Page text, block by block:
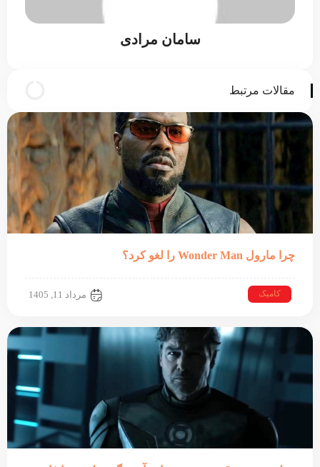
سامان مرادی
مقالات مرتبط
چرا مارول Wonder Man را لغو کرد؟
کامیک مرداد 11, 1405